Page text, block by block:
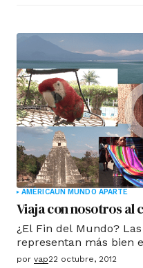
AMÉRICAUN MUNDO APARTE
Viaja con nosotros al
¿El Fin del Mundo?
representan más bien
que tomando como
por vap22 octubre, 2012